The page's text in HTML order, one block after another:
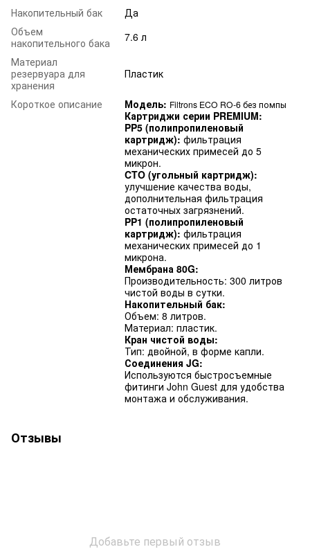
Накопительный бак
Да
Объем
накопительного бака
7.6 л
Материал
резервуара для
хранения
Пластик
Короткое описание Модель: Filtrons ECO RO-6 без помпы
Картриджи серии PREMIUM:
PP5 (полипропиленовый
картридж): фильтрация
механических примесей до 5
микрон.
CTO (угольный картридж):
улучшение качества воды,
дополнительная фильтрация
остаточных загрязнений.
PP1 (полипропиленовый
картридж): фильтрация
механических примесей до 1
микрона.
Мембрана 80G:
Производительность: 300 литров
чистой воды в сутки.
Накопительный бак:
Объем: 8 литров.
Материал: пластик.
Кран чистой воды:
Тип: двойной, в форме капли.
Соединения JG:
Используются быстросъемные
фитинги John Guest для удобства
монтажа и обслуживания.
Отзывы
Добавьте первый отзыв